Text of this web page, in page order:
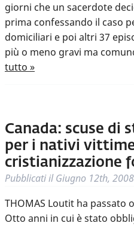
giorni che un sacerdote
prima confessando il caso
domiciliari e poi altri 37
più o meno gravi ma
tutto »
Canada: scuse di
per i nativi
cristianizzazione
Pubblicati ilGiugno 12th, 2008
THOMAS Loutit ha passato
Otto anni in cui è stato